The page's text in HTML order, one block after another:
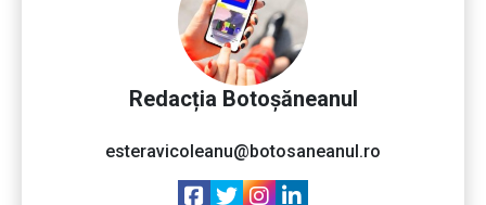
Redacția Botoșăneanul
esteravicoleanu@botosaneanul.ro